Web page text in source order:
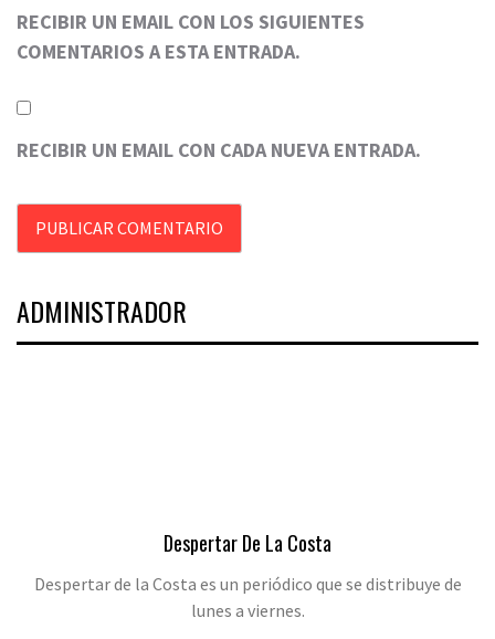
RECIBIR UN EMAIL CON LOS SIGUIENTES
COMENTARIOS A ESTA ENTRADA.
RECIBIR UN EMAIL CON CADA NUEVA ENTRADA.
ADMINISTRADOR
Despertar De La Costa
Despertar de la Costa es un periódico que se distribuye de
lunes a viernes.